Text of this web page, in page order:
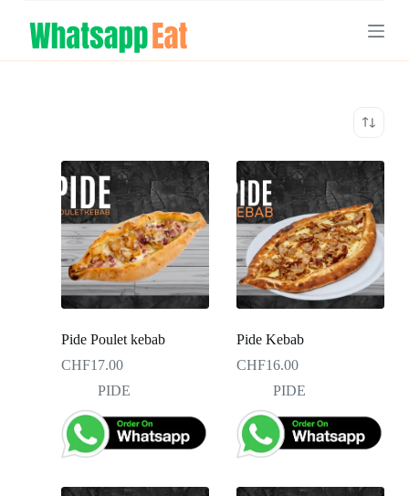
p
Pide Poulet kebab
CHF17.00
PIDE
Pide Kebab
CHF16.00
PIDE